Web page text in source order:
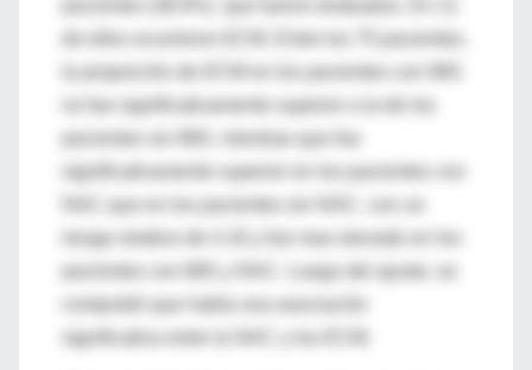
no fue significativamente superior a la de los
significativamente superior en los pacientes con
riesgo relativo de 4.16 y fue mas elevado en los
pacientes con IMS y NAC. Luego del ajuste, se
significativa entre la NAC y los ECM.